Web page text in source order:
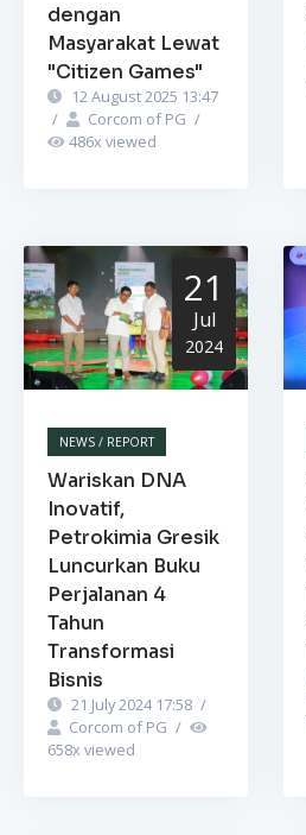
dengan
Masyarakat Lewat
"Citizen Games"
12 August 2025 13:47
/
Corcom of PG /
486x viewed
21
Jul
2024
NEWS / REPORT
Wariskan DNA
Inovatif,
Petrokimia Gresik
Luncurkan Buku
Perjalanan 4
Tahun
Transformasi
Bisnis
21 July 2024 17:58 /
Corcom of PG /
658x viewed